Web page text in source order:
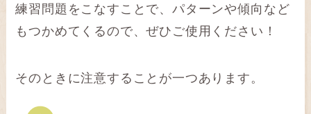
練習問題をこなすことで、パターンや傾向など
もつかめてくるので、ぜひご使用ください！
そのときに注意することが一つあります。